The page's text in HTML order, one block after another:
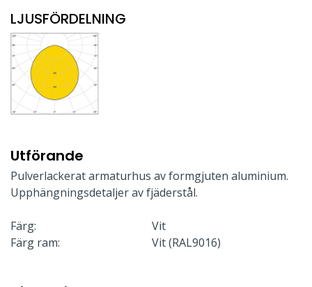
LJUSFÖRDELNING
Utförande
Pulverlackerat armaturhus av formgjuten aluminium.
Upphängningsdetaljer av fjäderstål.
Färg:
Vit
Färg ram:
Vit (RAL9016)